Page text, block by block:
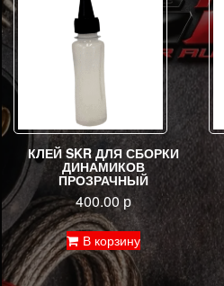
КЛЕЙ SKR ДЛЯ СБОРКИ
ДИНАМИКОВ
ПРОЗРАЧНЫЙ
400.00р
В корзину